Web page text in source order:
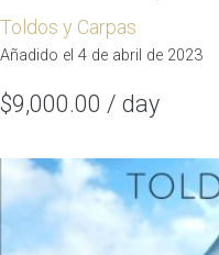
Toldos y Carpas
Añadido el 4 de abril de 2023
$9,000.00 / day